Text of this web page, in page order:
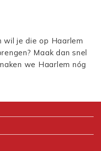
wil je die op Haarlem
Maak dan snel
we Haarlem nóg